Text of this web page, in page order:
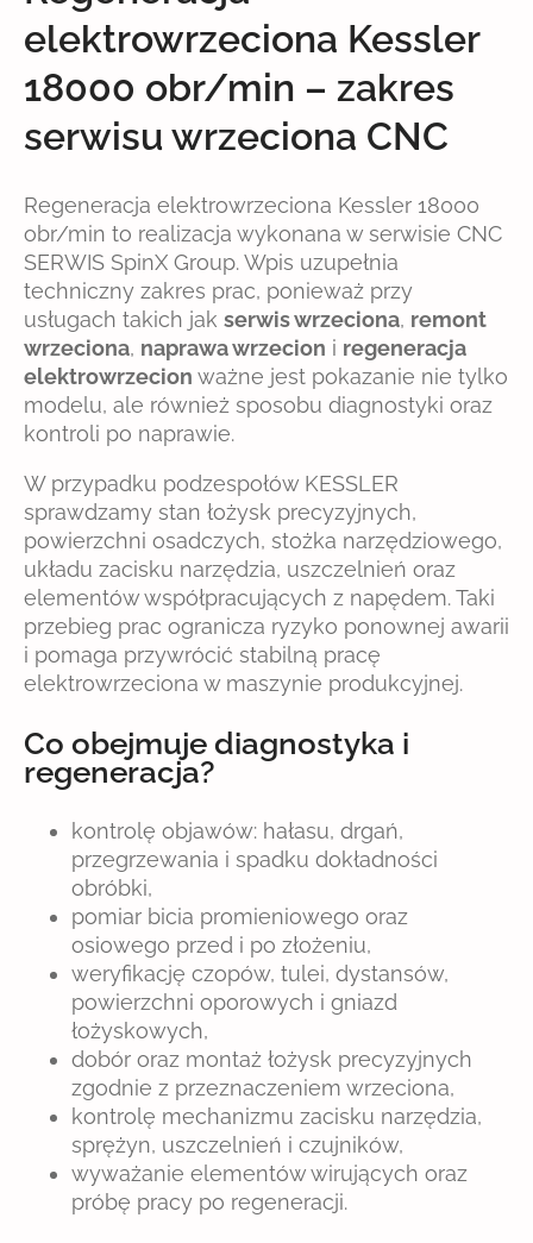
elektrowrzeciona Kessler
18000 obr/min – zakres
serwisu wrzeciona CNC
Regeneracja elektrowrzeciona Kessler 18000
obr/min to realizacja wykonana w serwisie CNC
SERWIS SpinX Group. Wpis uzupełnia
techniczny zakres prac, ponieważ przy
usługach takich jak serwis wrzeciona, remont
wrzeciona, naprawa wrzecion i regeneracja
elektrowrzecion ważne jest pokazanie nie tylko
modelu, ale również sposobu diagnostyki oraz
kontroli po naprawie.
W przypadku podzespołów KESSLER
sprawdzamy stan łożysk precyzyjnych,
powierzchni osadczych, stożka narzędziowego,
układu zacisku narzędzia, uszczelnień oraz
elementów współpracujących z napędem. Taki
przebieg prac ogranicza ryzyko ponownej awarii
i pomaga przywrócić stabilną pracę
elektrowrzeciona w maszynie produkcyjnej.
Co obejmuje diagnostyka i
regeneracja?
kontrolę objawów: hałasu, drgań,
przegrzewania i spadku dokładności
obróbki,
pomiar bicia promieniowego oraz
osiowego przed i po złożeniu,
weryfikację czopów, tulei, dystansów,
powierzchni oporowych i gniazd
łożyskowych,
dobór oraz montaż łożysk precyzyjnych
zgodnie z przeznaczeniem wrzeciona,
kontrolę mechanizmu zacisku narzędzia,
sprężyn, uszczelnień i czujników,
wyważanie elementów wirujących oraz
próbę pracy po regeneracji.